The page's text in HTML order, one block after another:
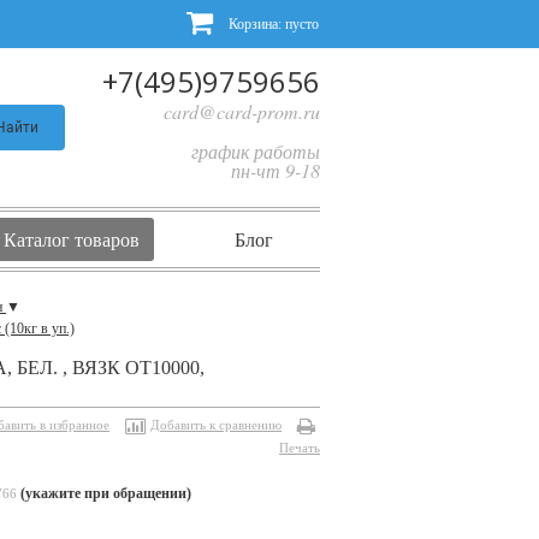
Корзина: пусто
+7(495)9759656
card@card-prom.ru
график работы
пн-чт 9-18
Каталог товаров Блог
▼
(10кг в уп.)
, ВЯЗК ОТ10000,
в избранное
Добавить к сравнению
Печать
(укажите при обращении)